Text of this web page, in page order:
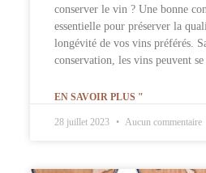
conserver le vin ? Une bonne
essentielle pour préserver la
longévité de vos vins préférés.
conservation, les vins peuvent
EN SAVOIR PLUS "
28 juillet 2023 Aucun commentaire